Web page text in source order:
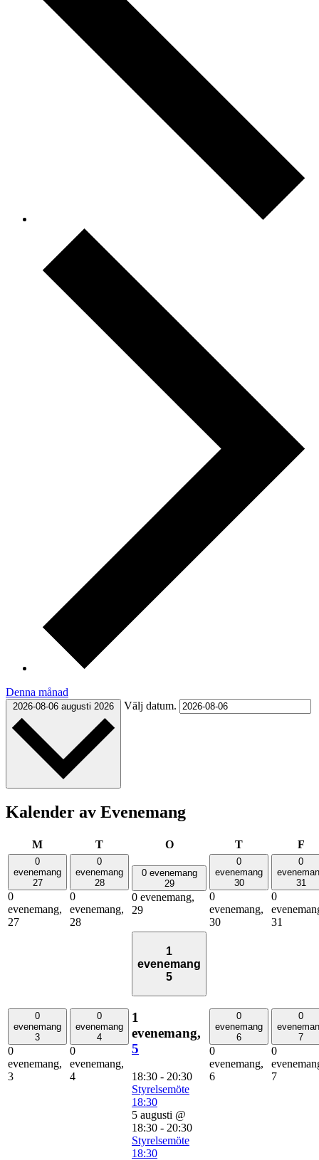
Denna månad
2026-08-06 augusti 2026 Välj datum.
Kalender av Evenemang
Mmåndag Ttisdag Oonsdag Ttorsdag F
0
evenemang
27
0
evenemang,
27
0
evenemang
28
0
evenemang,
28
0 evenemang
29
0 evenemang,
29
0
evenemang
30
0
evenemang,
30
0
31
0
31
0
evenemang
3
0
evenemang,
3
0
evenemang
4
0
evenemang,
4
1
evenemang
5
1
evenemang,
5
18:30 - 20:30
Styrelsemöte
18:30
5 augusti @
18:30 - 20:30
Styrelsemöte
18:30
0
evenemang
6
0
evenemang,
6
0
7
0
7